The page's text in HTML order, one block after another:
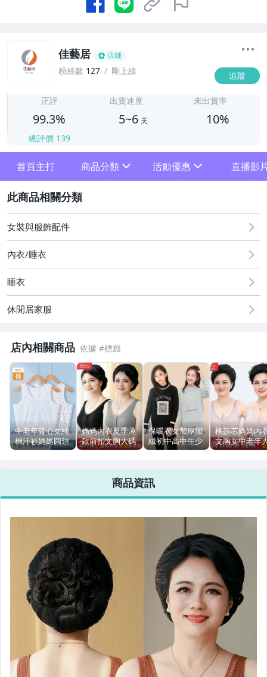
佳藝居 店鋪
粉絲數 127 剛上線 追蹤
正評
99.3%
總評價 139
出貨速度
5~6 天
未出貨率
10%
首頁主打 商品分類
佳藝居
925銀平安扣
游泳衣
漁夫帽
打底衫
千鳥格
莫代爾棉長裙
休閒長褲
銀色涼拖女
拉桿旅行包
牛仔外套
活動優惠
滿件折扣
[全店] 佳藝居粉絲大優惠
直播影
女裝與服飾配件
內衣/睡衣
睡衣
休閒居家服
店內相關商品
中老年背心女純
棉汗衫媽媽圓領
打底內衣全棉老
短袖-佳藝居
媽媽內衣夏季薄
款前扣文胸大碼
無鋼圈內衣女中
胸罩-佳藝居
保暖衣女加厚加
絨初中高中生少
女大童中學生女
套裝-佳藝居
桃莎芯媽媽內
文胸女中老年
純棉胸罩背心
款-佳藝居
商品資訊